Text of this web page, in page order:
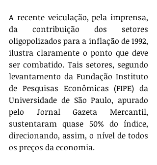
A recente veiculação, pela imprensa,
da contribuição dos setores
oligopolizados para a inflação de 1992,
ilustra claramente o ponto que deve
ser combatido. Tais setores, segundo
levantamento da Fundação Instituto
de Pesquisas Econômicas (FIPE) da
Universidade de São Paulo, apurado
pelo Jornal Gazeta Mercantil,
sustentaram quase 50% do índice,
direcionando, assim, o nível de todos
os preços da economia.